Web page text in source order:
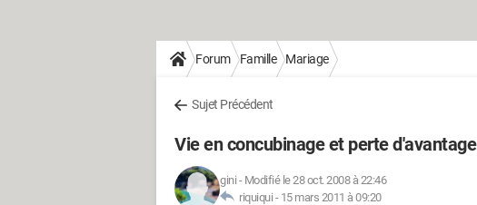
Forum Famille Mariage
Sujet Précédent
Vie en concubinage et perte d'avantage
gini - Modifié le 28 oct. 2008 à 22:46
riquiqui - 15 mars 2011 à 09:20